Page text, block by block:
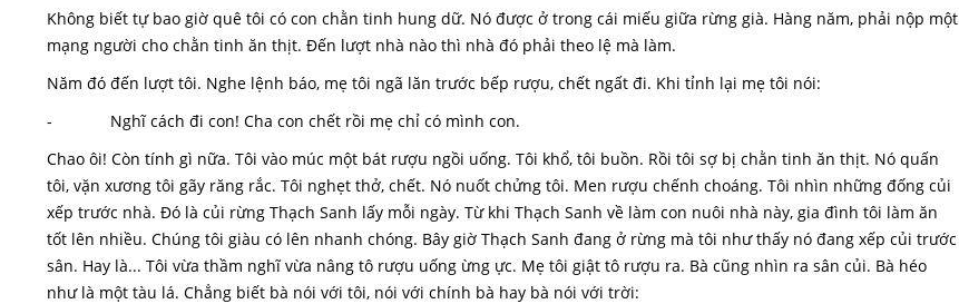
Không biết tự bao giờ quê tôi có con chằn tinh hung dữ. Nó được ở trong cái miếu giữa rừng già. Hàng năm, phải nộp một
mạng người cho chằn tinh ăn thịt. Đến lượt nhà nào thì nhà đó phải theo lệ mà làm.
Năm đó đến lượt tôi. Nghe lệnh báo, mẹ tôi ngã lăn trước bếp rượu, chết ngất đi. Khi tỉnh lại mẹ tôi nói:
- Nghĩ cách đi con! Cha con chết rồi mẹ chỉ có mình con.
Chao ôi! Còn tính gì nữa. Tôi vào múc một bát rượu ngồi uống. Tôi khổ, tôi buồn. Rồi tôi sợ bị chằn tinh ăn thịt. Nó quấn
tôi, vặn xương tôi gãy răng rắc. Tôi nghẹt thở, chết. Nó nuốt chửng tôi. Men rượu chếnh choáng. Tôi nhìn những đống củi
xếp trước nhà. Đó là củi rừng Thạch Sanh lấy mỗi ngày. Từ khi Thạch Sanh về làm con nuôi nhà này, gia đình tôi làm ăn
tốt lên nhiều. Chúng tôi giàu có lên nhanh chóng. Bây giờ Thạch Sanh đang ở rừng mà tôi như thấy nó đang xếp củi trước
sân. Hay là... Tôi vừa thầm nghĩ vừa nâng tô rượu uống ừng ực. Mẹ tôi giật tô rượu ra. Bà cũng nhìn ra sân củi. Bà héo
như là một tàu lá. Chẳng biết bà nói với tôi, nói với chính bà hay bà nói với trời: